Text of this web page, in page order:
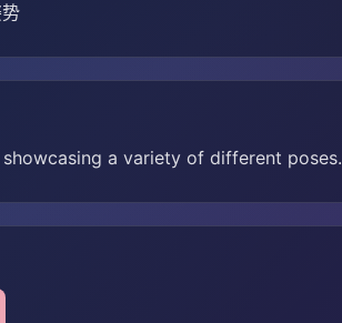
a variety of different poses.